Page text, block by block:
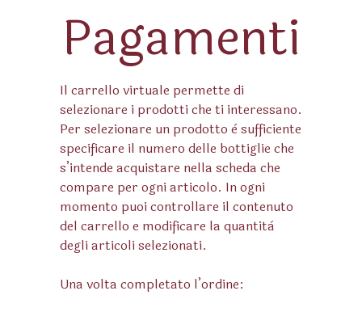
Pagamenti
Il carrello virtuale permette di
selezionare i prodotti che ti interessano.
Per selezionare un prodotto è sufficiente
specificare il numero delle bottiglie che
s’intende acquistare nella scheda che
compare per ogni articolo. In ogni
momento puoi controllare il contenuto
del carrello e modificare la quantità
degli articoli selezionati.
Una volta completato l’ordine: